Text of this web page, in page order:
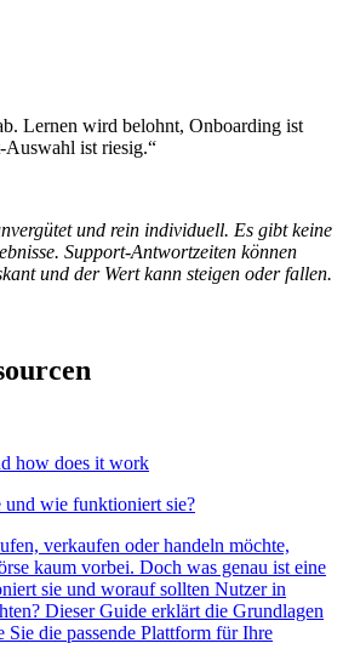
Lernen wird belohnt, Onboarding ist
Auswahl ist riesig.“
und rein individuell. Es gibt keine
Support-Antwortzeiten können
und der Wert kann steigen oder fallen.
wie funktioniert sie?
verkaufen oder handeln möchte,
kaum vorbei. Doch was genau ist eine
sie und worauf sollten Nutzer in
Dieser Guide erklärt die Grundlagen
die passende Plattform für Ihre